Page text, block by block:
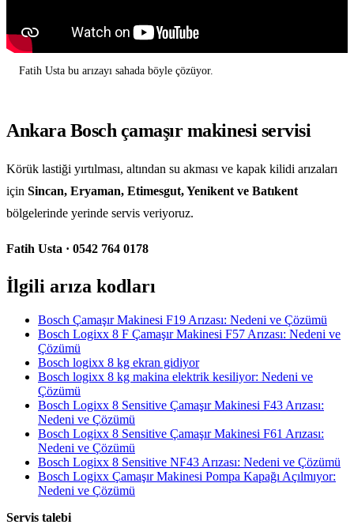
Fatih Usta bu arızayı sahada böyle çözüyor.
Ankara Bosch çamaşır makinesi servisi
Körük lastiği yırtılması, altından su akması ve kapak kilidi arızaları
için Sincan, Eryaman, Etimesgut, Yenikent ve Batıkent
bölgelerinde yerinde servis veriyoruz.
Fatih Usta · 0542 764 0178
İlgili arıza kodları
Bosch Çamaşır Makinesi F19 Arızası: Nedeni ve Çözümü
Bosch Logixx 8 F Çamaşır Makinesi F57 Arızası: Nedeni ve
Çözümü
Bosch logixx 8 kg ekran gidiyor
Bosch logixx 8 kg makina elektrik kesiliyor: Nedeni ve
Çözümü
Bosch Logixx 8 Sensitive Çamaşır Makinesi F43 Arızası:
Nedeni ve Çözümü
Bosch Logixx 8 Sensitive Çamaşır Makinesi F61 Arızası:
Nedeni ve Çözümü
Bosch Logixx 8 Sensitive NF43 Arızası: Nedeni ve Çözümü
Bosch Logixx Çamaşır Makinesi Pompa Kapağı Açılmıyor:
Nedeni ve Çözümü
Servis talebi